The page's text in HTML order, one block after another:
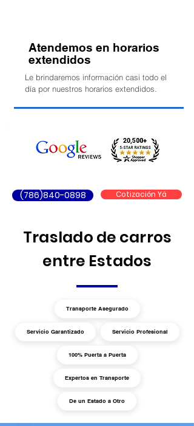
Atendemos en horarios
extendidos
Le brindaremos información casi todo el
día por nuestros horarios extendidos.
(786)840-0898 Cotización Yá
Traslado de carros
entre Estados
Transporte Asegurado
Servicio Garantizado Servicio Profesional
100% Puerta a Puerta
Expertos en Transporte
De un Estado a Otro